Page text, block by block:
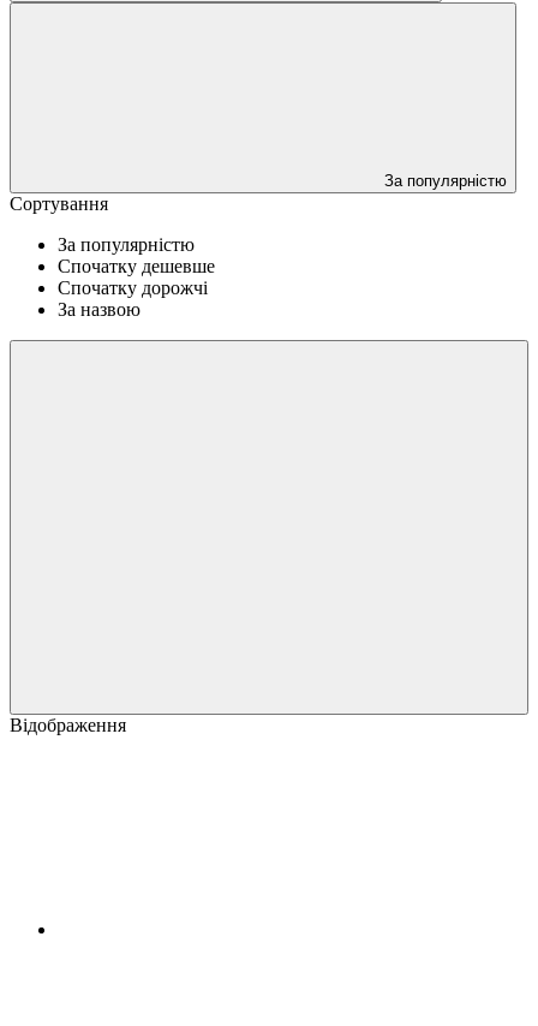
За популярністю
Сортування
За популярністю
Спочатку дешевше
Спочатку дорожчі
За назвою
Відображення